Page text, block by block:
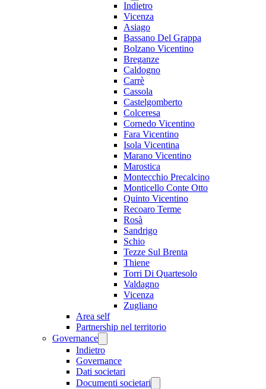
Indietro
Vicenza
Asiago
Bassano Del Grappa
Bolzano Vicentino
Breganze
Caldogno
Carrè
Cassola
Castelgomberto
Colceresa
Cornedo Vicentino
Fara Vicentino
Isola Vicentina
Marano Vicentino
Marostica
Montecchio Precalcino
Monticello Conte Otto
Quinto Vicentino
Recoaro Terme
Rosà
Sandrigo
Schio
Tezze Sul Brenta
Thiene
Torri Di Quartesolo
Valdagno
Vicenza
Zugliano
Area self
Partnership nel territorio
Governance
Indietro
Governance
Dati societari
Documenti societari